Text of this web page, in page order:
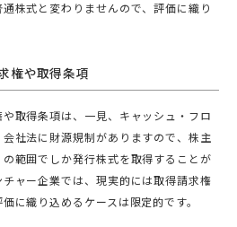
株式と変わりませんので、評価に織り
権や取得条項
取得条項は、一見、キャッシュ・フロ
社法に財源規制がありますので、株主
範囲でしか発行株式を取得することが
ャー企業では、現実的には取得請求権
に織り込めるケースは限定的です。